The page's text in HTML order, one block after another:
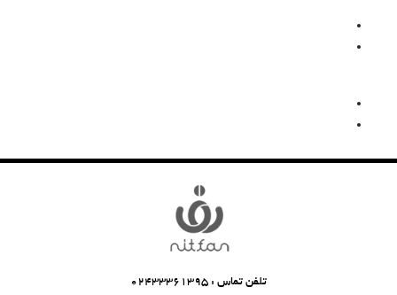
تلفن تماس : 02433361395